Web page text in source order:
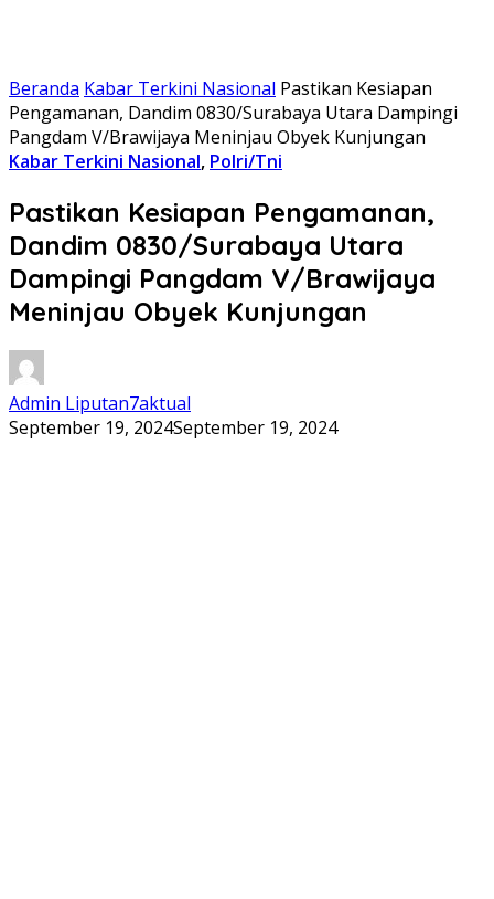
Beranda Kabar Terkini Nasional Pastikan Kesiapan
Pengamanan, Dandim 0830/Surabaya Utara Dampingi
Pangdam V/Brawijaya Meninjau Obyek Kunjungan
Kabar Terkini Nasional, Polri/Tni
Pastikan Kesiapan Pengamanan,
Dandim 0830/Surabaya Utara
Dampingi Pangdam V/Brawijaya
Meninjau Obyek Kunjungan
Admin Liputan7aktual
September 19, 2024September 19, 2024